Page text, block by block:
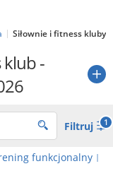
Siłownie i fitness kluby
klub-
Filtruj 1
funkcjonalny |